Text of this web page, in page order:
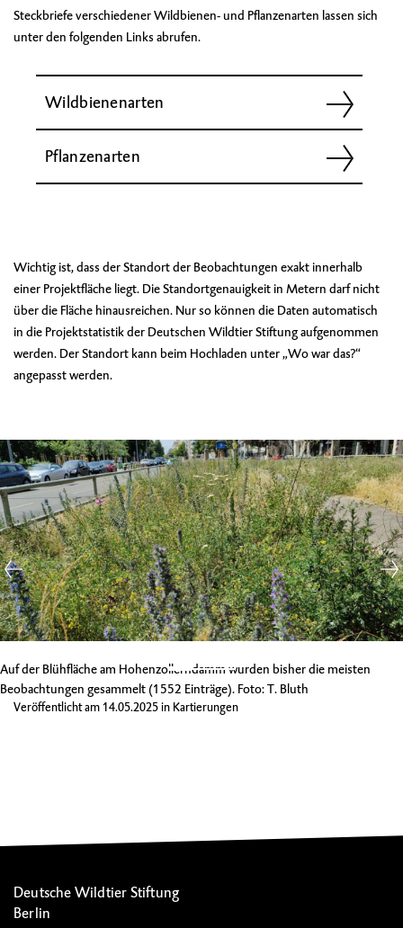
Steckbriefe verschiedener Wildbienen- und Pflanzenarten lassen sich
unter den folgenden Links abrufen.
Wildbienenarten
Pflanzenarten
Wichtig ist, dass der Standort der Beobachtungen exakt innerhalb
einer Projektfläche liegt. Die Standortgenauigkeit in Metern darf nicht
über die Fläche hinausreichen. Nur so können die Daten automatisch
in die Projektstatistik der Deutschen Wildtier Stiftung aufgenommen
werden. Der Standort kann beim Hochladen unter „Wo war das?“
angepasst werden.
Auf der Blühfläche am Hohenzollerndamm wurden bisher die meisten
Beobachtungen gesammelt (1552 Einträge). Foto: T. Bluth
Veröffentlicht am 14.05.2025in Kartierungen
Deutsche Wildtier Stiftung
Berlin